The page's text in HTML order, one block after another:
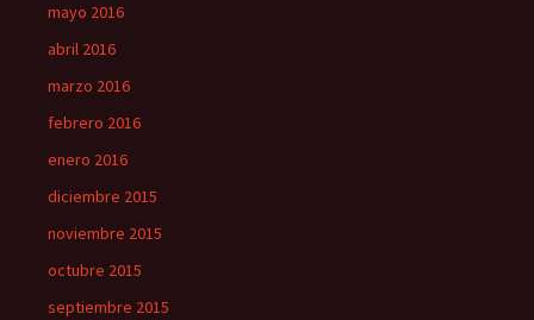
mayo 2016
abril 2016
marzo 2016
febrero 2016
enero 2016
diciembre 2015
noviembre 2015
octubre 2015
septiembre 2015